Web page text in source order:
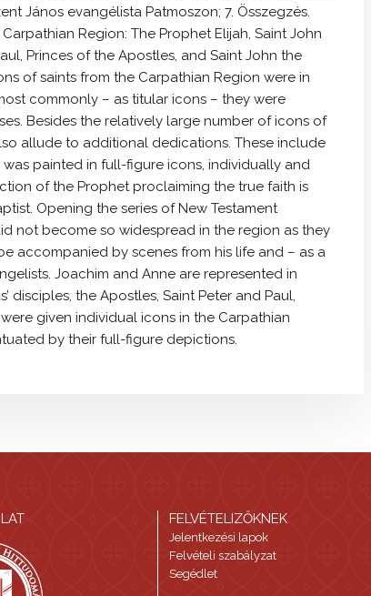
János evangélista Patmoszon; 7. Összegzés.
Region: The Prophet Elijah, Saint John
Princes of the Apostles, and Saint John the
of saints from the Carpathian Region were in
commonly – as titular icons – they were
Besides the relatively large number of icons of
allude to additional dedications. These include
painted in full-figure icons, individually and
of the Prophet proclaiming the true faith is
Opening the series of New Testament
not become so widespread in the region as they
accompanied by scenes from his life and – as a
Joachim and Anne are represented in
disciples, the Apostles, Saint Peter and Paul,
given individual icons in the Carpathian
by their full-figure depictions.
FELVÉTELIZŐKNEK
Jelentkezési lapok
Felvételi szabályzat
Segédlet